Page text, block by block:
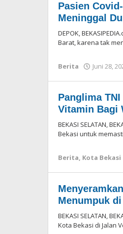
Pasien
Meninggal
DEPOK,
Barat, karena tak
Berita Juni 28,
Panglima
Vitamin Bagi
BEKASI SELATAN,
Bekasi untuk
Berita, Kota Bekasi
Menumpuk
BEKASI SELATAN,
Kota Bekasi di Jalan